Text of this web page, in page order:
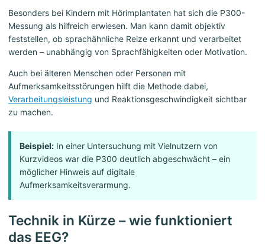
Besonders bei Kindern mit Hörimplantaten hat sich die P300-
Messung als hilfreich erwiesen. Man kann damit objektiv
feststellen, ob sprachähnliche Reize erkannt und verarbeitet
werden – unabhängig von Sprachfähigkeiten oder Motivation.
Auch bei älteren Menschen oder Personen mit
Aufmerksamkeitsstörungen hilft die Methode dabei,
Verarbeitungsleistung und Reaktionsgeschwindigkeit sichtbar
zu machen.
Beispiel: In einer Untersuchung mit Vielnutzern von
Kurzvideos war die P300 deutlich abgeschwächt – ein
möglicher Hinweis auf digitale
Aufmerksamkeitsverarmung.
Technik in Kürze – wie funktioniert
das EEG?